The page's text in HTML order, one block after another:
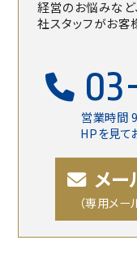
経営のお悩みなど
社スタッフがお
営業時間 9
HPを見て
メ
（専用メ